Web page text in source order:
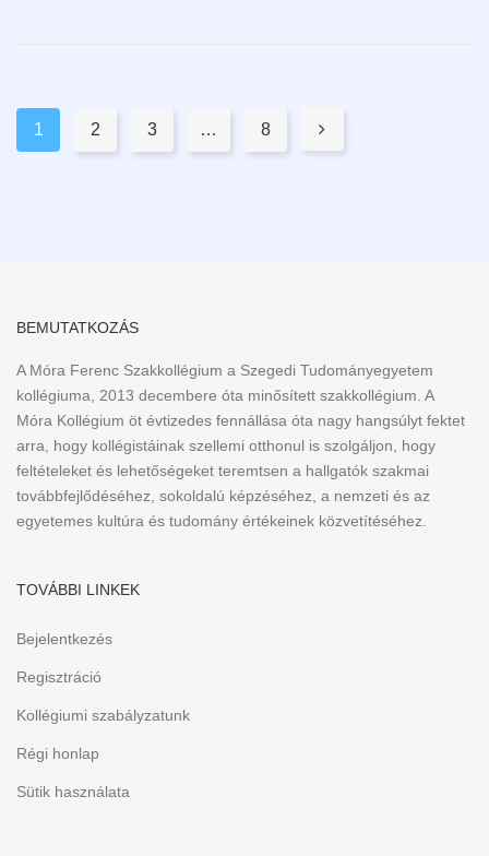
Pages:
1 2 3 … 8 
BEMUTATKOZÁS
A Móra Ferenc Szakkollégium a Szegedi Tudományegyetem
kollégiuma, 2013 decembere óta minősített szakkollégium. A
Móra Kollégium öt évtizedes fennállása óta nagy hangsúlyt fektet
arra, hogy kollégistáinak szellemi otthonul is szolgáljon, hogy
feltételeket és lehetőségeket teremtsen a hallgatók szakmai
továbbfejlődéséhez, sokoldalú képzéséhez, a nemzeti és az
egyetemes kultúra és tudomány értékeinek közvetítéséhez.
TOVÁBBI LINKEK
Bejelentkezés
Regisztráció
Kollégiumi szabályzatunk
Régi honlap
Sütik használata